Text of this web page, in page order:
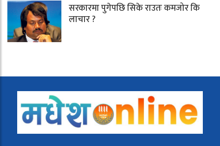
सरकारमा पुगेपछि सिके राउतः कमजोर कि
लाचार ?